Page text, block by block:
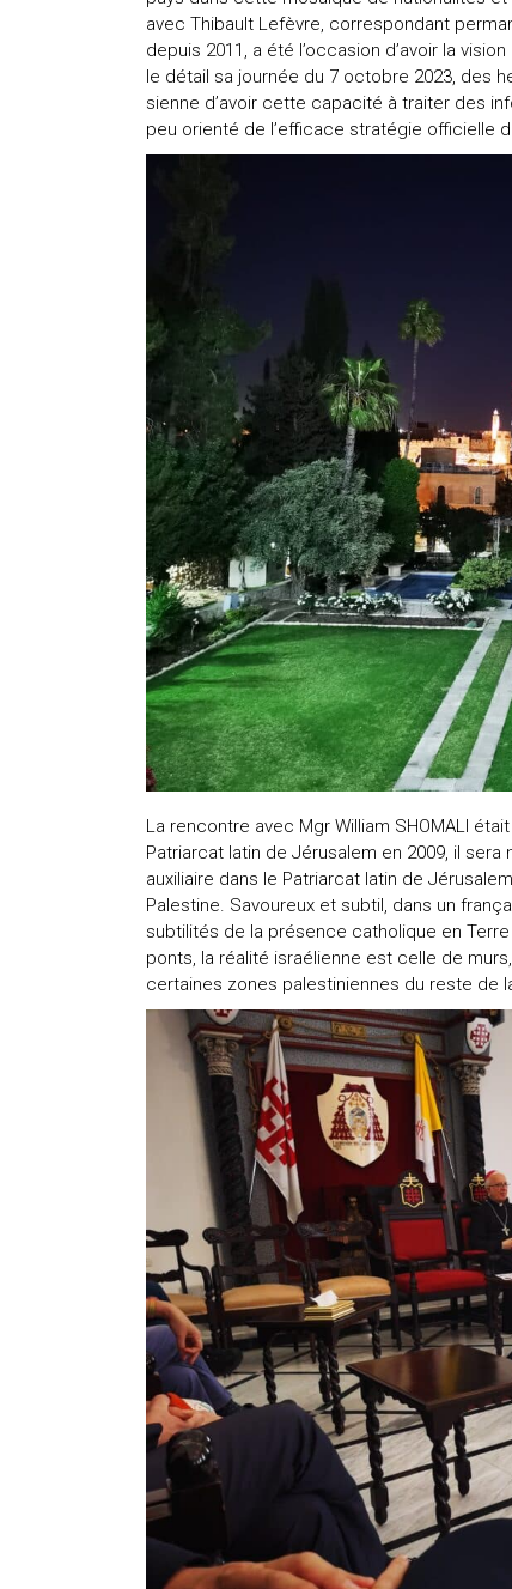
avec Thibault Lefèvre, correspondant
depuis 2011, a été l’occasion d’avoir la
le détail sa journée du 7 octobre 2023, des
sienne d’avoir cette capacité à traiter des
peu orienté de l’efficace stratégie officielle
La rencontre avec Mgr William SHOMALI
Patriarcat latin de Jérusalem en 2009, il sera
auxiliaire dans le Patriarcat latin de
Palestine. Savoureux et subtil, dans un
subtilités de la présence catholique en
ponts, la réalité israélienne est celle de
certaines zones palestiniennes du reste de